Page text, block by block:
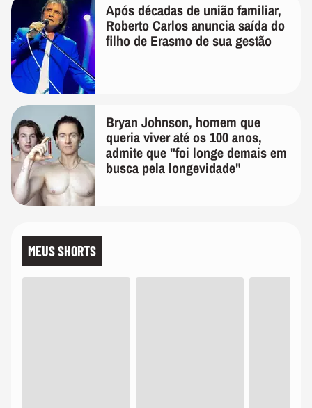
Após décadas de união familiar,
Roberto Carlos anuncia saída do
filho de Erasmo de sua gestão
Bryan Johnson, homem que
queria viver até os 100 anos,
admite que "foi longe demais em
busca pela longevidade"
MEUS SHORTS